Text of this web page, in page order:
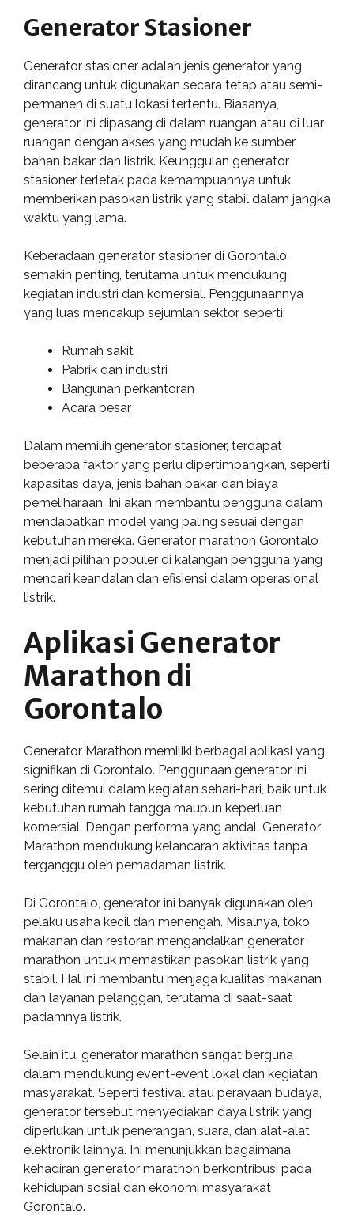
Generator Stasioner
Generator stasioner adalah jenis generator yang
dirancang untuk digunakan secara tetap atau semi-
permanen di suatu lokasi tertentu. Biasanya,
generator ini dipasang di dalam ruangan atau di luar
ruangan dengan akses yang mudah ke sumber
bahan bakar dan listrik. Keunggulan generator
stasioner terletak pada kemampuannya untuk
memberikan pasokan listrik yang stabil dalam jangka
waktu yang lama.
Keberadaan generator stasioner di Gorontalo
semakin penting, terutama untuk mendukung
kegiatan industri dan komersial. Penggunaannya
yang luas mencakup sejumlah sektor, seperti:
Rumah sakit
Pabrik dan industri
Bangunan perkantoran
Acara besar
Dalam memilih generator stasioner, terdapat
beberapa faktor yang perlu dipertimbangkan, seperti
kapasitas daya, jenis bahan bakar, dan biaya
pemeliharaan. Ini akan membantu pengguna dalam
mendapatkan model yang paling sesuai dengan
kebutuhan mereka. Generator marathon Gorontalo
menjadi pilihan populer di kalangan pengguna yang
mencari keandalan dan efisiensi dalam operasional
listrik.
Aplikasi Generator
Marathon di
Gorontalo
Generator Marathon memiliki berbagai aplikasi yang
signifikan di Gorontalo. Penggunaan generator ini
sering ditemui dalam kegiatan sehari-hari, baik untuk
kebutuhan rumah tangga maupun keperluan
komersial. Dengan performa yang andal, Generator
Marathon mendukung kelancaran aktivitas tanpa
terganggu oleh pemadaman listrik.
Di Gorontalo, generator ini banyak digunakan oleh
pelaku usaha kecil dan menengah. Misalnya, toko
makanan dan restoran mengandalkan generator
marathon untuk memastikan pasokan listrik yang
stabil. Hal ini membantu menjaga kualitas makanan
dan layanan pelanggan, terutama di saat-saat
padamnya listrik.
Selain itu, generator marathon sangat berguna
dalam mendukung event-event lokal dan kegiatan
masyarakat. Seperti festival atau perayaan budaya,
generator tersebut menyediakan daya listrik yang
diperlukan untuk penerangan, suara, dan alat-alat
elektronik lainnya. Ini menunjukkan bagaimana
kehadiran generator marathon berkontribusi pada
kehidupan sosial dan ekonomi masyarakat
Gorontalo.